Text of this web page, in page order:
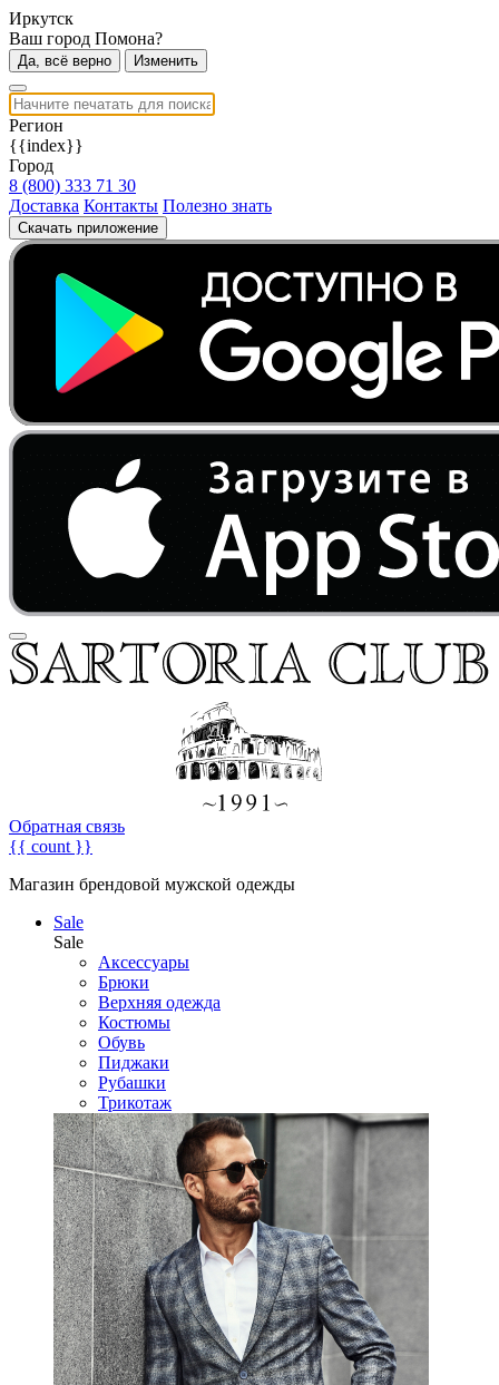
Иркутск
Ваш город Помона?
Да, всё верно Изменить
Регион
{{index}}
Город
8 (800) 333 71 30
Доставка Контакты Полезно знать
Скачать приложение
Обратная связь
{{ count }}
Магазин брендовой мужской одежды
Sale
Sale
Аксессуары
Брюки
Верхняя одежда
Костюмы
Обувь
Пиджаки
Рубашки
Трикотаж